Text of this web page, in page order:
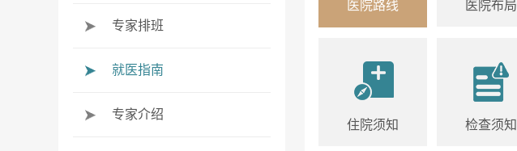
专家排班
就医指南
专家介绍
医院路线 医院布局
住院须知 检查须知